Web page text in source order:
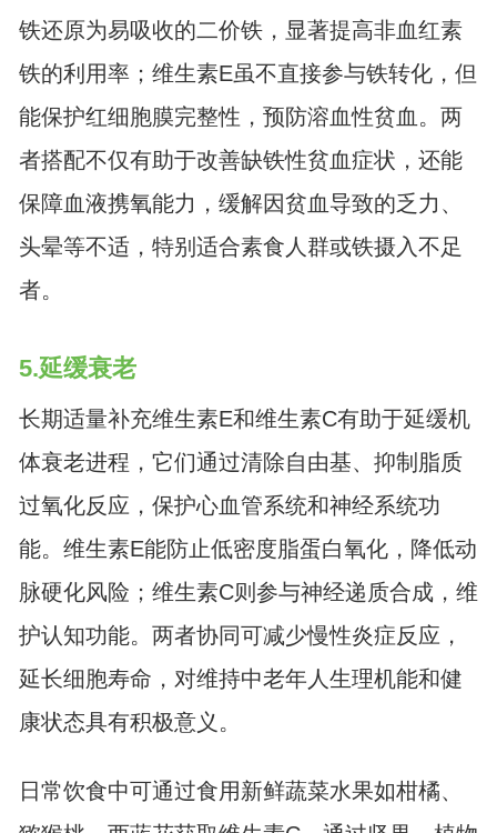
铁还原为易吸收的二价铁，显著提高非血红素
铁的利用率；维生素E虽不直接参与铁转化，但
能保护红细胞膜完整性，预防溶血性贫血。两
者搭配不仅有助于改善缺铁性贫血症状，还能
保障血液携氧能力，缓解因贫血导致的乏力、
头晕等不适，特别适合素食人群或铁摄入不足
者。
5.延缓衰老
长期适量补充维生素E和维生素C有助于延缓机
体衰老进程，它们通过清除自由基、抑制脂质
过氧化反应，保护心血管系统和神经系统功
能。维生素E能防止低密度脂蛋白氧化，降低动
脉硬化风险；维生素C则参与神经递质合成，维
护认知功能。两者协同可减少慢性炎症反应，
延长细胞寿命，对维持中老年人生理机能和健
康状态具有积极意义。
日常饮食中可通过食用新鲜蔬菜水果如柑橘、